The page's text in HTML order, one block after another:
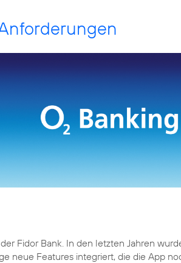
Fidor Bank. In den letzten Jahren
neue Features integriert, die die App